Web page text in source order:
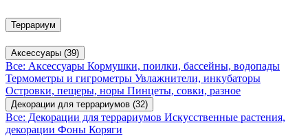
Террариум
Аксессуары (39)
Все: Аксессуары Кормушки, поилки, бассейны, водопады
Термометры и гигрометры Увлажнители, инкубаторы
Островки, пещеры, норы Пинцеты, совки, разное
Декорации для террариумов (32)
Все: Декорации для террариумов Искусственные растения,
декорации Фоны Коряги